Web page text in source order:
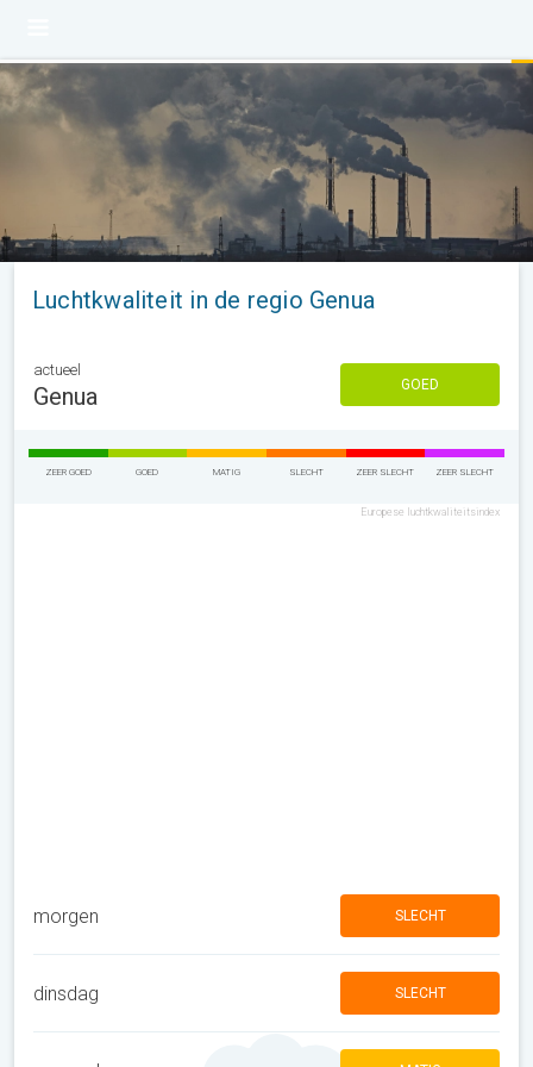
Luchtkwaliteit in de regio Genua
actueel
Genua GOED
ZEER GOED GOED MATIG SLECHT ZEER SLECHT ZEER SLECHT
Europese luchtkwaliteitsindex
morgen SLECHT
dinsdag SLECHT